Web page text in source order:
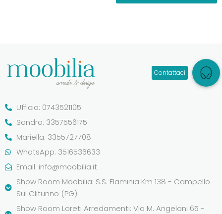
Ufficio: 0743521105
Sandro: 3357556175
Mariella: 3355727708
WhatsApp: 3516536633
Email: info@moobilia.it
Show Room Moobilia: S.S. Flaminia Km 138 - Campello
Sul Clitunno (PG)
Show Room Loreti Arredamenti: Via M. Angeloni 65 -